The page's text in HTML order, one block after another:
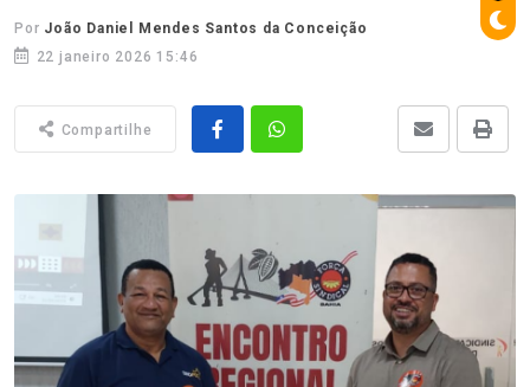
Por João Daniel Mendes Santos da Conceição
22 janeiro 2026 15:46
Compartilhe